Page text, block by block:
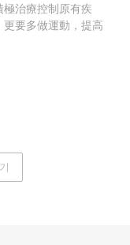
治療控制原有疾
要多做運動，提高